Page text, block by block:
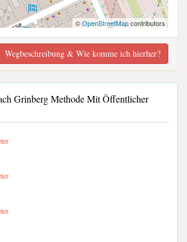
©OpenStreetMapcontributors
Wegbeschreibung & Wie komme ich hierher?
Grinberg Methode Mit Öffentlicher